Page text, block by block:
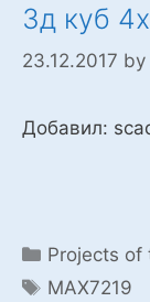
3д куб
23.12.2017 by
Добавил:
Categories
Projects of
Tags
MAX7219